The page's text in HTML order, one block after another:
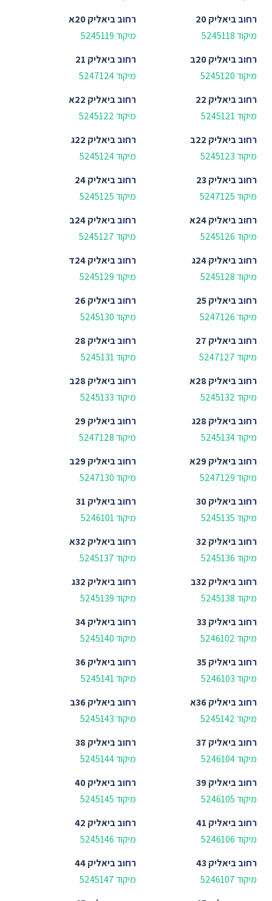
רחובביאליק 20
מיקוד 5245118
רחובביאליק 20א
מיקוד 5245119
רחובביאליק 20ב
מיקוד 5245120
רחובביאליק 21
מיקוד 5247124
רחובביאליק 22
מיקוד 5245121
רחובביאליק 22א
מיקוד 5245122
רחובביאליק 22ב
מיקוד 5245123
רחובביאליק 22ג
מיקוד 5245124
רחובביאליק 23
מיקוד 5247125
רחובביאליק 24
מיקוד 5245125
רחובביאליק 24א
מיקוד 5245126
רחובביאליק 24ב
מיקוד 5245127
רחובביאליק 24ג
מיקוד 5245128
רחובביאליק 24ד
מיקוד 5245129
רחובביאליק 25
מיקוד 5247126
רחובביאליק 26
מיקוד 5245130
רחובביאליק 27
מיקוד 5247127
רחובביאליק 28
מיקוד 5245131
רחובביאליק 28א
מיקוד 5245132
רחובביאליק 28ב
מיקוד 5245133
רחובביאליק 28ג
מיקוד 5245134
רחובביאליק 29
מיקוד 5247128
רחובביאליק 29א
מיקוד 5247129
רחובביאליק 29ב
מיקוד 5247130
רחובביאליק 30
מיקוד 5245135
רחובביאליק 31
מיקוד 5246101
רחובביאליק 32
מיקוד 5245136
רחובביאליק 32א
מיקוד 5245137
רחובביאליק 32ב
מיקוד 5245138
רחובביאליק 32ג
מיקוד 5245139
רחובביאליק 33
מיקוד 5246102
רחובביאליק 34
מיקוד 5245140
רחובביאליק 35
מיקוד 5246103
רחובביאליק 36
מיקוד 5245141
רחובביאליק 36א
מיקוד 5245142
רחובביאליק 36ב
מיקוד 5245143
רחובביאליק 37
מיקוד 5246104
רחובביאליק 38
מיקוד 5245144
רחובביאליק 39
מיקוד 5246105
רחובביאליק 40
מיקוד 5245145
רחובביאליק 41
מיקוד 5246106
רחובביאליק 42
מיקוד 5245146
רחובביאליק 43
מיקוד 5246107
רחובביאליק 44
מיקוד 5245147